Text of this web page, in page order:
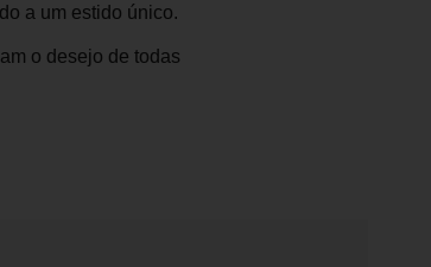
a um estido único.
o desejo de todas